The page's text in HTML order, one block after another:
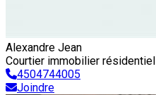
Alexandre Jean
Courtier immobilier résidentiel
4504744005
Joindre